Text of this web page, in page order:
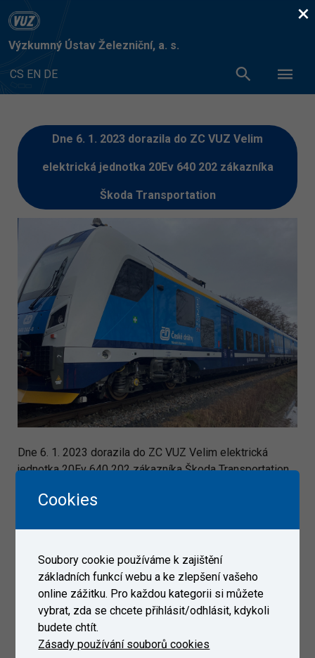
Výzkumný Ústav Železniční, a. s.
CS EN DE
Dne 6. 1. 2023 dorazila do ZC VUZ Velim
elektrická jednotka 20Ev 640 202 zákazníka
Škoda Transportation
Dne 6. 1. 2023 dorazila do ZC VUZ Velim elektrická
jednotka 20Ev 640 202 zákazníka Škoda Transportation.
×
Cookies
Soubory cookie používáme k zajištění
základních funkcí webu a ke zlepšení vašeho
online zážitku. Pro každou kategorii si můžete
vybrat, zda se chcete přihlásit/odhlásit, kdykoli
budete chtít.
Zásady používání souborů cookies